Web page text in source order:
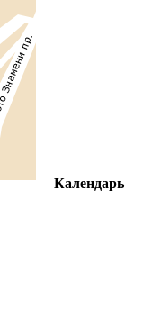
Календарь